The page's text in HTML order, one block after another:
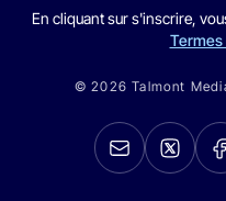
En cliquant sur s'inscrire,
© 2026 Talmont